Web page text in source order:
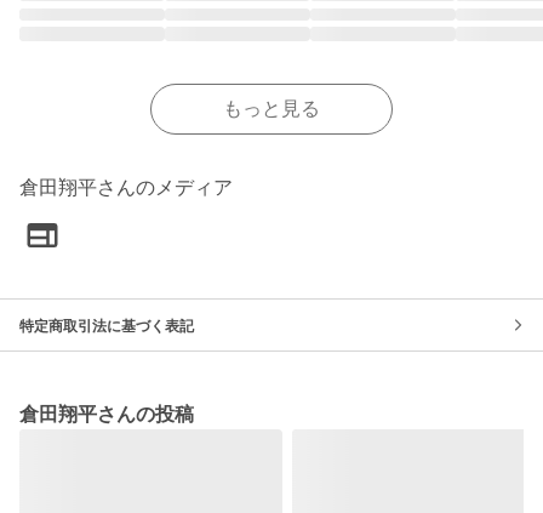
もっと見る
倉田翔平さんのメディア
特定商取引法に基づく表記
倉田翔平さんの投稿